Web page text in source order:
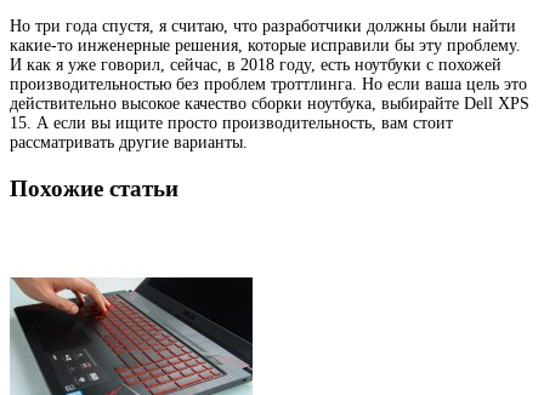
Но три года спустя, я считаю, что разработчики должны были найти
какие-то инженерные решения, которые исправили бы эту проблему.
И как я уже говорил, сейчас, в 2018 году, есть ноутбуки с похожей
производительностью без проблем троттлинга. Но если ваша цель это
действительно высокое качество сборки ноутбука, выбирайте Dell XPS
15. А если вы ищите просто производительность, вам стоит
рассматривать другие варианты.
Похожие статьи